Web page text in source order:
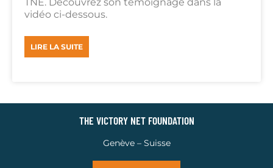
vidéo ci-dessous.
LIRE LA SUITE
THE VICTORY NET FOUNDATION
Genève – Suisse